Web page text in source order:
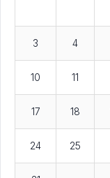
3 4
10 11
17 18
24 25